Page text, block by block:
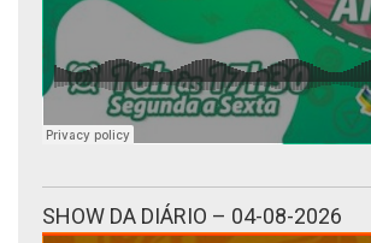
SHOW DA DIÁRIO – 04-08-2026